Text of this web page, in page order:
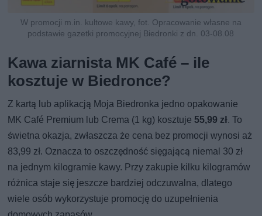
W promocji m.in. kultowe kawy, fot. Opracowanie własne na
podstawie gazetki promocyjnej Biedronki z dn. 03-08.08
Kawa ziarnista MK Café – ile
kosztuje w Biedronce?
Z kartą lub aplikacją Moja Biedronka jedno opakowanie
MK Café Premium lub Crema (1 kg) kosztuje 55,99 zł. To
świetna okazja, zwłaszcza że cena bez promocji wynosi aż
83,99 zł. Oznacza to oszczędność sięgającą niemal 30 zł
na jednym kilogramie kawy. Przy zakupie kilku kilogramów
różnica staje się jeszcze bardziej odczuwalna, dlatego
wiele osób wykorzystuje promocję do uzupełnienia